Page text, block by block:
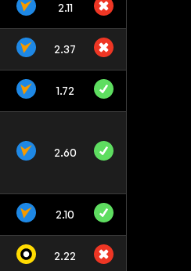
2.11
2.37
1.72
2.60
2.10
2.22